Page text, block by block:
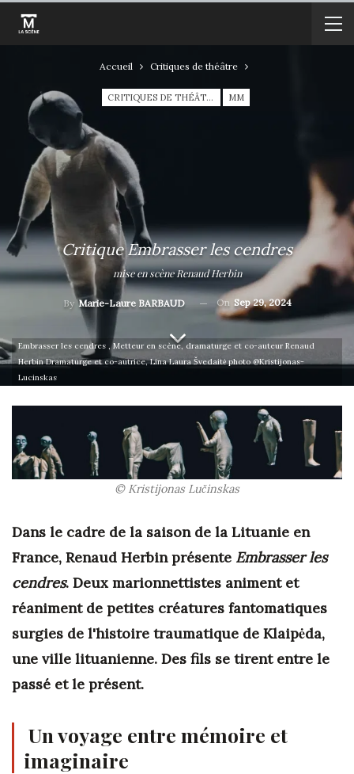
Accueil Critiques de théâtre
CRITIQUES DE THÉÂTRE MM
Critique Embrasser les cendres
mise en scène Renaud Herbin
By Marie-Laure BARBAUD On Sep 29, 2024
Embrasser les cendres , Metteur en scène, dramaturge et co-auteur Renaud
Herbin Dramaturge et co-autrice, Lina Laura Švedaitė photo @Kristijonas-
Lucinskas
© Kristijonas Lučinskas
Dans le cadre de la saison de la Lituanie en
France, Renaud Herbin présente Embrasser les
cendres. Deux marionnettistes animent et
réaniment de petites créatures fantomatiques
surgies de l'histoire traumatique de Klaipėda,
une ville lituanienne. Des fils se tirent entre le
passé et le présent.
Un voyage entre mémoire et
imaginaire